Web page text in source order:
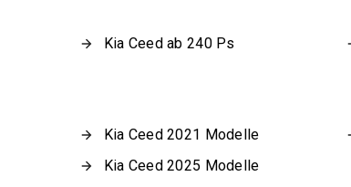
Kia Ceed ab 240 Ps
Kia Ceed 2021 Modelle
Kia Ceed 2025 Modelle